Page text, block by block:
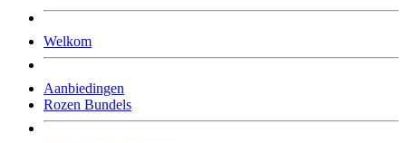
Welkom
Aanbiedingen
Rozen Bundels